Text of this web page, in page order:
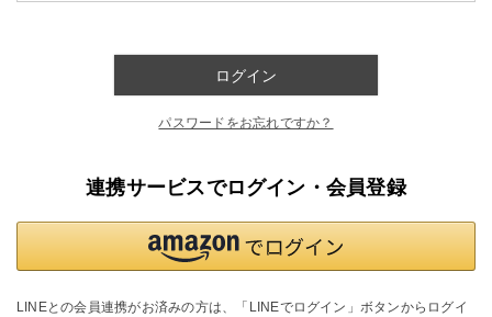
ログイン
パスワードをお忘れですか？
連携サービスでログイン・会員登録
LINEとの会員連携がお済みの方は、「LINEでログイン」ボタンからログイ